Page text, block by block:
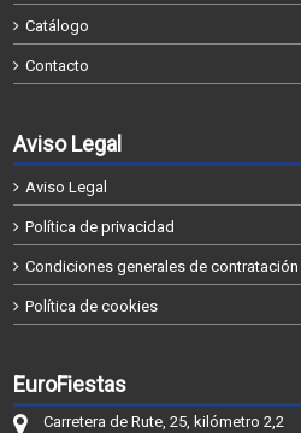
Catálogo
Contacto
Aviso Legal
Aviso Legal
Política de privacidad
Condiciones generales de contratación
Política de cookies
EuroFiestas
Carretera de Rute, 25, kilómetro 2,2